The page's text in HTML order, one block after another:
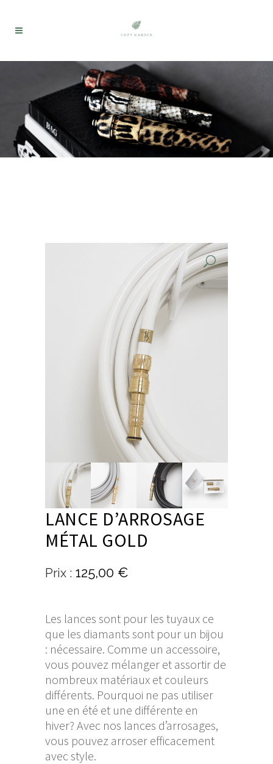
LANCE D’ARROSAGE
MÉTAL GOLD
125,00 €
Les lances sont pour les tuyaux ce
que les diamants sont pour un bijou
: nécessaire. Comme un accessoire,
vous pouvez mélanger et assortir de
nombreux matériaux et couleurs
différents. Pourquoi ne pas utiliser
une en été et une différente en
hiver? Avec nos lances d’arrosages,
vous pouvez arroser efficacement
avec style.